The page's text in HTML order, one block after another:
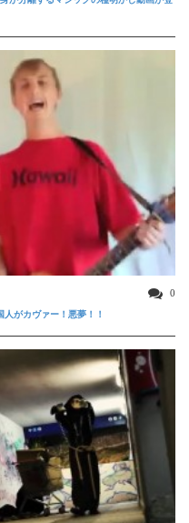
0
がカヴァー！悪夢！！